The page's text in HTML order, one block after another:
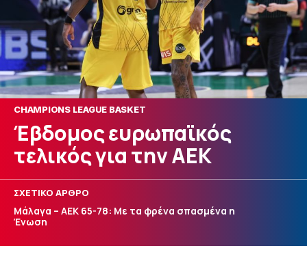
CHAMPIONS LEAGUE BASKET
Έβδομος ευρωπαϊκός
τελικός για την ΑΕΚ
ΣΧΕΤΙΚΟ ΑΡΘΡΟ
Μάλαγα – ΑΕΚ 65-78: Με τα φρένα σπασμένα η
Ένωση